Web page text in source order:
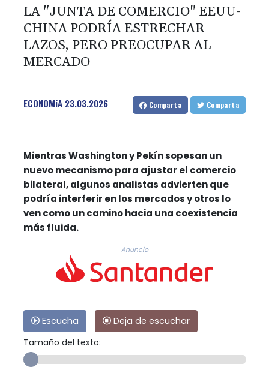
LA "JUNTA DE COMERCIO" EEUU-
CHINA PODRÍA ESTRECHAR
LAZOS, PERO PREOCUPAR AL
MERCADO
ECONOMíA 23.03.2026 Comparta Comparta
Mientras Washington y Pekín sopesan un
nuevo mecanismo para ajustar el comercio
bilateral, algunos analistas advierten que
podría interferir en los mercados y otros lo
ven como un camino hacia una coexistencia
más fluida.
Anuncio
Escucha
Deja de escuchar
Tamaño del texto: